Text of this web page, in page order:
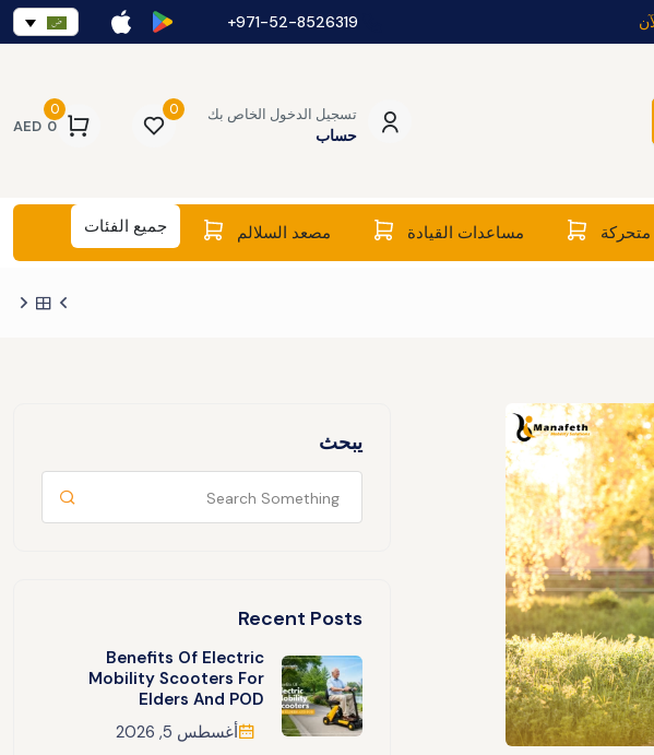
تسجيل الدخول الخاص بك
حساب
0
0
AED 0
متحركة مساعدات القيادة مصعد السلالم جميع الفئات
يبحث
Recent Posts
Benefits Of Electric
Mobility Scooters For
Elders And POD
أغسطس 5, 2026